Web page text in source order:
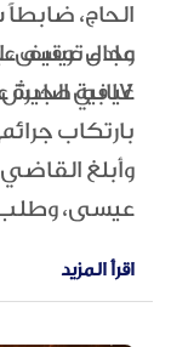
الحاج،
عادل عيسى،
17 في الجيش السوري خلال حكم بشار الأسد.
وجاء توقيف
غيابية
بارتكاب
وأبلغ
عيسى، وطلب
اقرأ المزيد